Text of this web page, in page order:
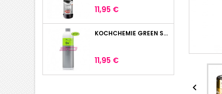
Precio
11,95 €
KOCHCHEMIE GREEN STAR LIMPIADOR UNIVERSAL 1L
Precio
11,95 €
